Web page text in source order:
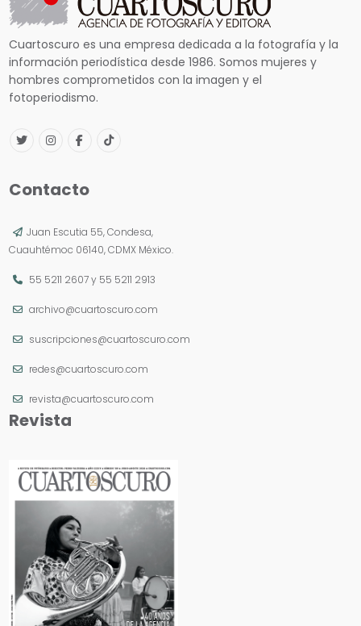
Cuartoscuro es una empresa dedicada a la fotografía y la
información periodística desde 1986. Somos mujeres y
hombres comprometidos con la imagen y el
fotoperiodismo.
Contacto
Juan Escutia 55, Condesa,
Cuauhtémoc 06140, CDMX México.
55 5211 2607y 55 5211 2913
archivo@cuartoscuro.com
suscripciones@cuartoscuro.com
redes@cuartoscuro.com
revista@cuartoscuro.com
Revista